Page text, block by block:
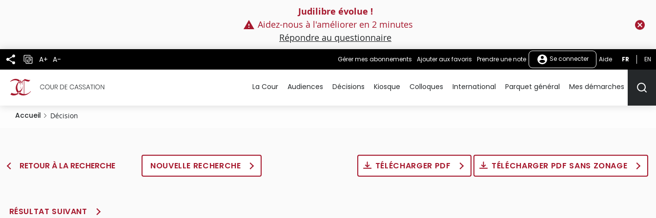
Judilibre évolue !
Aidez-nous à l'améliorer en 2 minutes
Répondre au questionnaire
A+ A- Gérer mes abonnements Ajouter aux favoris Prendre une note Se connecter Aide FR EN
La Cour Audiences Décisions Kiosque Colloques International Parquet général Mes démarches
Accueil Décision
RETOUR À LA RECHERCHE NOUVELLE RECHERCHE TÉLÉCHARGER PDF TÉLÉCHARGER PDF SANS ZONAGE
RÉSULTAT SUIVANT